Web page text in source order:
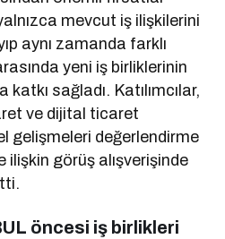
mevcut iş ilişkilerini
aynı zamanda farklı
yeni iş birliklerinin
sağladı. Katılımcılar,
ve dijital ticaret
gelişmeleri değerlendirme
görüş alışverişinde
öncesi iş birlikleri